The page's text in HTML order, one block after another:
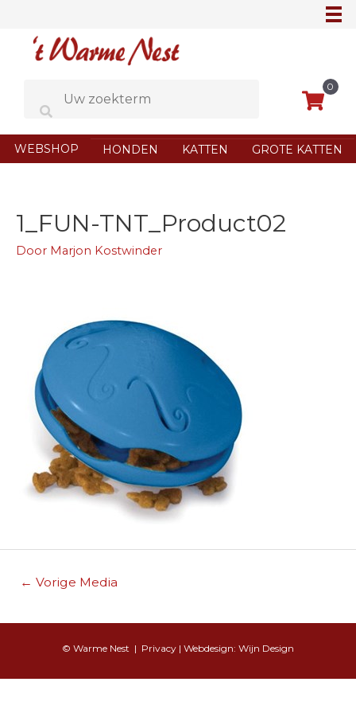
0
WEBSHOP HONDEN KATTEN GROTE KATTEN
1_FUN-TNT_Product02
Door Marjon Kostwinder
Berichtnavigatie
← Vorige Media
© Warme Nest | Privacy | Webdesign: Wijn Design